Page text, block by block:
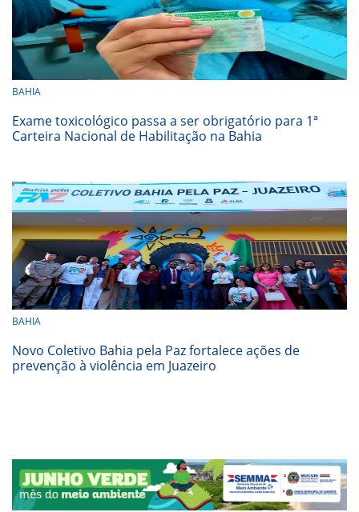
BAHIA
Exame toxicológico passa a ser obrigatório para 1ª
Carteira Nacional de Habilitação na Bahia
BAHIA
Novo Coletivo Bahia pela Paz fortalece ações de
prevenção à violência em Juazeiro